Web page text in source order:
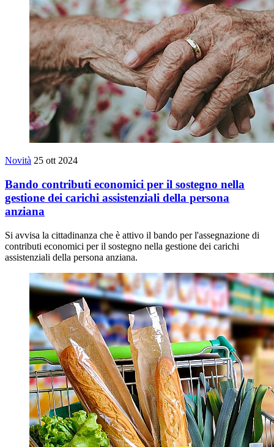
Novità 25 ott 2024
Bando contributi economici per il sostegno nella
gestione dei carichi assistenziali della persona
anziana
Si avvisa la cittadinanza che è attivo il bando per l'assegnazione di
contributi economici per il sostegno nella gestione dei carichi
assistenziali della persona anziana.